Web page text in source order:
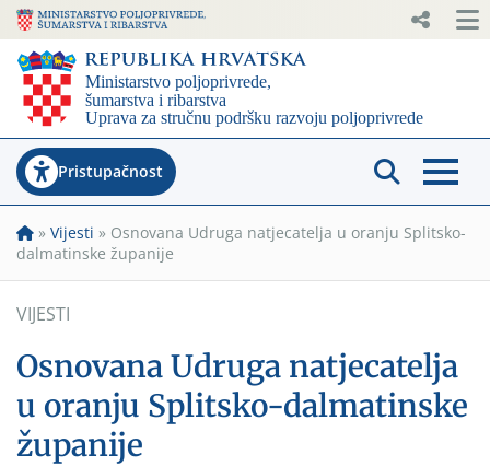
Pristupačnost
» Vijesti » Osnovana Udruga natjecatelja u oranju Splitsko-
dalmatinske županije
VIJESTI
Osnovana Udruga natjecatelja
u oranju Splitsko-dalmatinske
županije